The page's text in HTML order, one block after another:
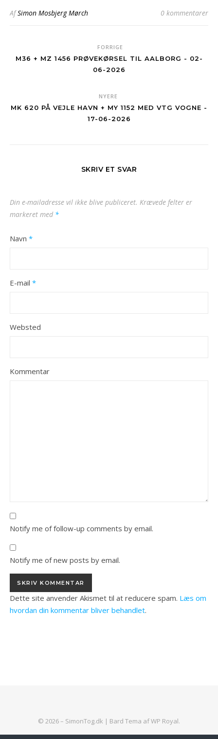
AfSimon Mosbjerg Mørch 0 kommentarer
FORRIGE
M36 + MZ 1456 PRØVEKØRSEL TIL AALBORG - 02-
06-2026
NYERE
MK 620 PÅ VEJLE HAVN + MY 1152 MED VTG VOGNE -
17-06-2026
SKRIV ET SVAR
Din e-mailadresse vil ikke blive publiceret. Krævede felter er
markeret med *
Navn *
E-mail *
Websted
Kommentar
Notify me of follow-up comments by email.
Notify me of new posts by email.
Dette site anvender Akismet til at reducere spam. Læs om
hvordan din kommentar bliver behandlet.
© 2026 – SimonTog.dk | Bard Tema afWP Royal.